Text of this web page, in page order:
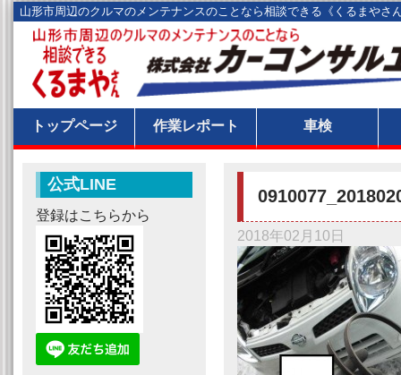
山形市周辺のクルマのメンテナンスのことなら相談できる《くるまや
トップページ 作業レポート 車検
2018年02月10日
公式LINE
登録はこちらから